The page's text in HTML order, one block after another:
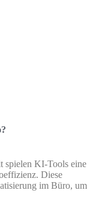
spielen KI-Tools eine
Diese
im Büro, um